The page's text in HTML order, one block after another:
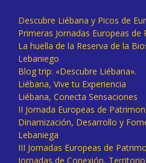
Descubre Liébana y Picos de
Primeras Jornadas Europeas
La huella de la Reserva de la
Lebaniego
Blog trip: «Descubre Liébana».
Liébana, Vive tu Experiencia
Liébana, Conecta Sensaciones
II Jornada Europeas de
Dinamización, Desarrollo y
Lebaniega
III Jornadas Europeas de
Jornadas de Conexión,